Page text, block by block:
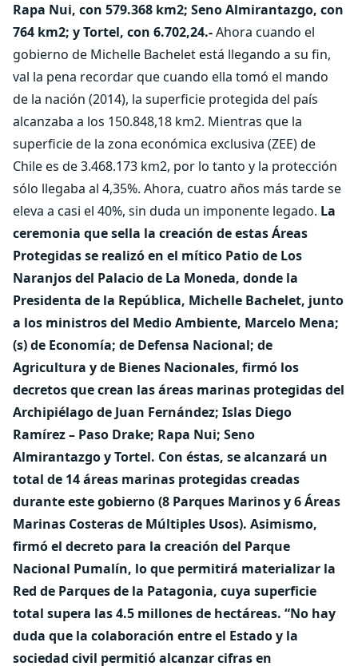
Rapa Nui, con 579.368 km2; Seno Almirantazgo, con
764 km2; y Tortel, con 6.702,24.-Ahora cuando el
gobierno de Michelle Bachelet está llegando a su fin,
val la pena recordar que cuando ella tomó el mando
de la nación (2014), la superficie protegida del país
alcanzaba a los 150.848,18 km2. Mientras que la
superficie de la zona económica exclusiva (ZEE) de
Chile es de 3.468.173 km2, por lo tanto y la protección
sólo llegaba al 4,35%. Ahora, cuatro años más tarde se
eleva a casi el 40%, sin duda un imponente legado. La
ceremonia que sella la creación de estas Áreas
Protegidas se realizó en el mítico Patio de Los
Naranjos del Palacio de La Moneda, donde la
Presidenta de la República, Michelle Bachelet, junto
a los ministros del Medio Ambiente, Marcelo Mena;
(s) de Economía; de Defensa Nacional; de
Agricultura y de Bienes Nacionales, firmó los
decretos que crean las áreas marinas protegidas del
Archipiélago de Juan Fernández; Islas Diego
Ramírez – Paso Drake; Rapa Nui; Seno
Almirantazgo y Tortel. Con éstas, se alcanzará un
total de 14 áreas marinas protegidas creadas
durante este gobierno (8 Parques Marinos y 6 Áreas
Marinas Costeras de Múltiples Usos). Asimismo,
firmó el decreto para la creación del Parque
Nacional Pumalín, lo que permitirá materializar la
Red de Parques de la Patagonia, cuya superficie
total supera las 4.5 millones de hectáreas. “No hay
duda que la colaboración entre el Estado y la
sociedad civil permitió alcanzar cifras en